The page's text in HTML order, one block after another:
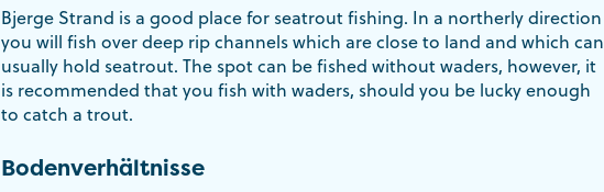
Bjerge Strand is a good place for seatrout fishing. In a northerly direction
you will fish over deep rip channels which are close to land and which can
usually hold seatrout. The spot can be fished without waders, however, it
is recommended that you fish with waders, should you be lucky enough
to catch a trout.
Bodenverhältnisse